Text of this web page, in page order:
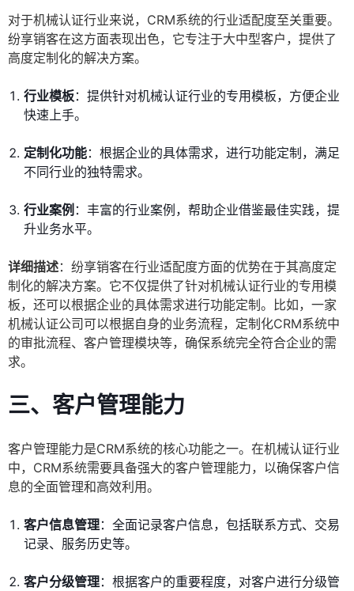
对于机械认证行业来说，CRM系统的行业适配度至关重要。
纷享销客在这方面表现出色，它专注于大中型客户，提供了
高度定制化的解决方案。
行业模板：提供针对机械认证行业的专用模板，方便企业
快速上手。
定制化功能：根据企业的具体需求，进行功能定制，满足
不同行业的独特需求。
行业案例 ：丰富的行业案例，帮助企业借鉴最佳实践，提
升业务水平。
详细描述：纷享销客在行业适配度方面的优势在于其高度定
制化的解决方案。它不仅提供了针对机械认证行业的专用模
板，还可以根据企业的具体需求进行功能定制。比如，一家
机械认证公司可以根据自身的业务流程，定制化CRM系统中
的审批流程、客户管理模块等，确保系统完全符合企业的需
求。
三、 客户管理能力
客户管理能力是CRM系统的核心功能之一。在机械认证行业
中，CRM系统需要具备强大的客户管理能力，以确保客户信
息的全面管理和高效利用。
客户信息管理：全面记录客户信息，包括联系方式、交易
记录、服务历史等。
客户分级管理：根据客户的重要程度，对客户进行分级管